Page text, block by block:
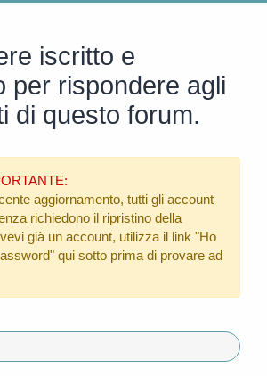
iscritto e
per rispondere agli
di questo forum.
aggiornamento, tutti gli account
richiedono il ripristino della
già un account, utilizza il link "Ho
qui sotto prima di provare ad